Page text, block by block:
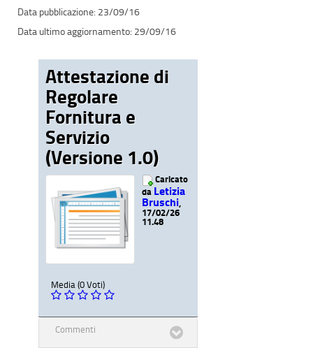
23/09/16
29/09/16
Attestazione di
Regolare
Fornitura e
Servizio
(Versione 1.0)
Caricato
da Letizia
Bruschi
17/02/26
11.48
Media (0 Voti)
Commenti